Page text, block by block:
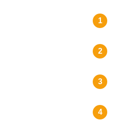
1
2
3
4